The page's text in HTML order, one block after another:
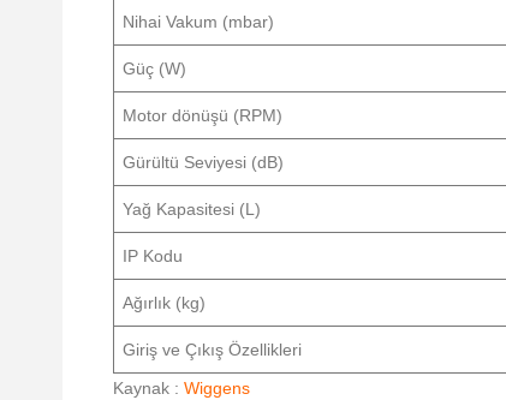
Nihai Vakum (mbar)
Güç (W)
Motor dönüşü (RPM)
Gürültü Seviyesi (dB)
Yağ Kapasitesi (L)
IP Kodu
Ağırlık (kg)
Giriş ve Çıkış Özellikleri
Kaynak : Wiggens